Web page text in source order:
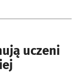
uczeni